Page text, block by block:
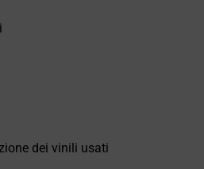
dei vinili usati